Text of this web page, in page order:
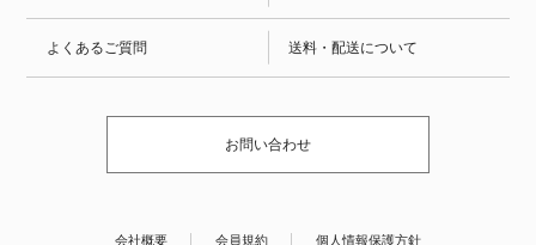
よくあるご質問 送料・配送について
お問い合わせ
会社概要 会員規約 個人情報保護方針